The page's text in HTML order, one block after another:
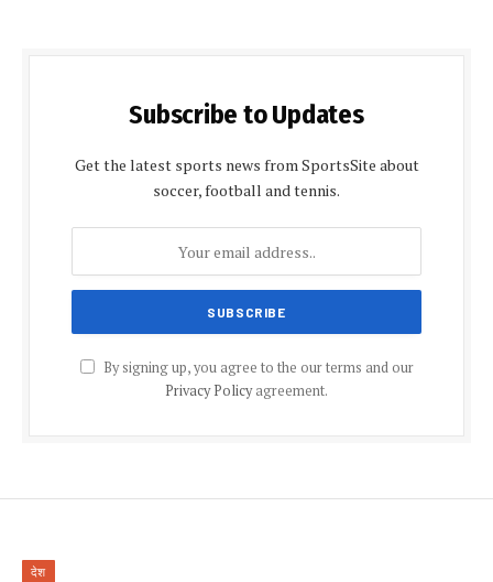
Subscribe to Updates
Get the latest sports news from SportsSite about
soccer, football and tennis.
By signing up, you agree to the our terms and our
Privacy Policyagreement.
देश